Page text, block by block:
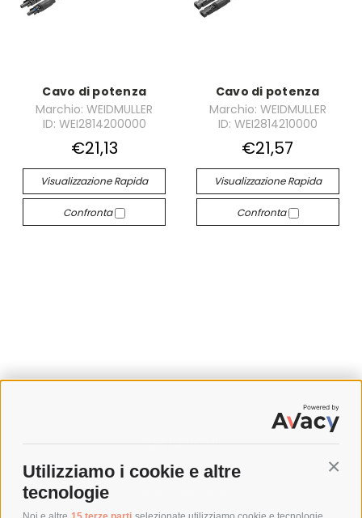
Utilizziamo i cookie e altre
tecnologie
Cavo di potenza
Marchio: WEIDMULLER
ID: WEI2814200000
€21,13
Visualizzazione Rapida
Confronta
Cavo di potenza
Marchio: WEIDMULLER
ID: WEI2814210000
€21,57
Visualizzazione Rapida
Confronta
SPEDIZIONI
COSTI DI SPEDIZIONE
POLITICA DI RESO